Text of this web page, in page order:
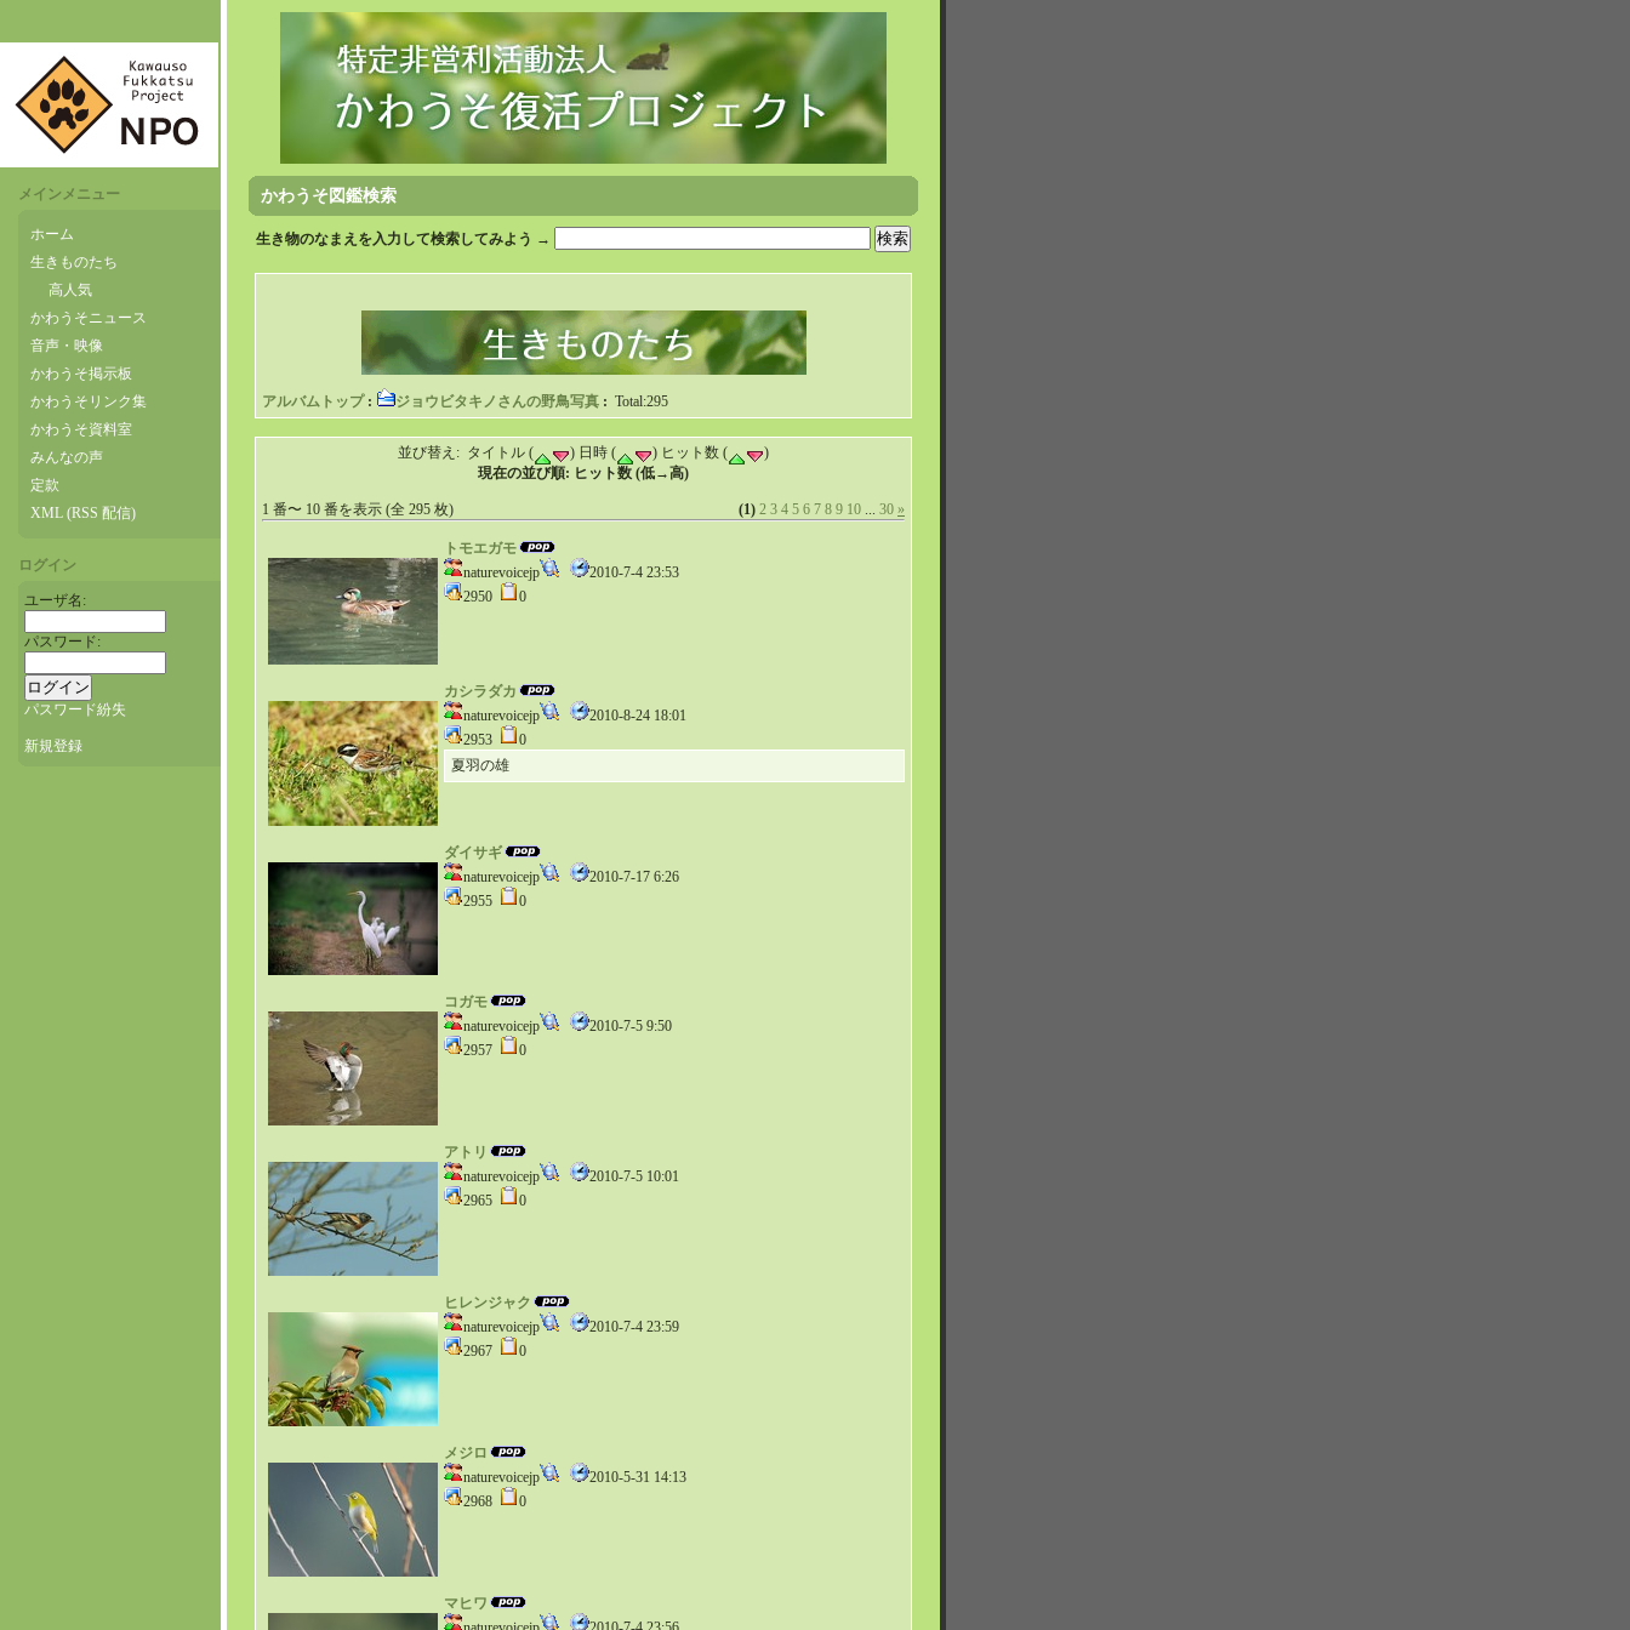
メインメニュー
ホーム
生きものたち
高人気
かわうそニュース
音声・映像
かわうそ掲示板
かわうそリンク集
かわうそ資料室
みんなの声
定款
XML (RSS 配信)
ログイン
ユーザ名:
パスワード:
パスワード紛失
新規登録
かわうそ図鑑検索
生き物のなまえを入力して検索してみよう →
アルバムトップ: ジョウビタキノさんの野鳥写真 : Total:295
並び替え: タイトル ( ) 日時 ( ) ヒット数 (
)
現在の並び順: ヒット数 (低→高)
1 番〜 10 番を表示 (全 295 枚) (1) 2 3 4 5 6 7 8 9 10 30 »
トモエガモ
naturevoicejp
2010-7-4 23:53
2950
0
カシラダカ
naturevoicejp
2010-8-24 18:01
2953
0
夏羽の雄
ダイサギ
naturevoicejp
2010-7-17 6:26
2955
0
コガモ
naturevoicejp
2010-7-5 9:50
2957
0
アトリ
naturevoicejp
2010-7-5 10:01
2965
0
ヒレンジャク
naturevoicejp
2010-7-4 23:59
2967
0
メジロ
naturevoicejp
2010-5-31 14:13
2968
0
マヒワ